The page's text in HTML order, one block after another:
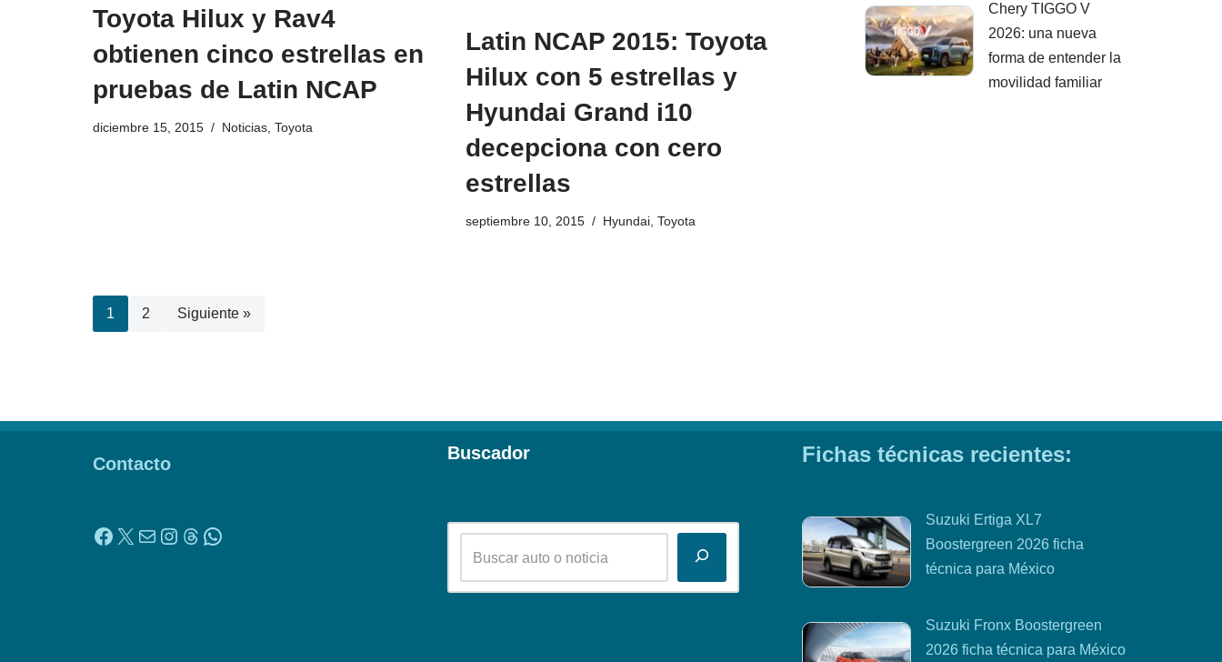
Toyota Hilux y Rav4
obtienen cinco estrellas en
pruebas de Latin NCAP
diciembre 15, 2015 Noticias Toyota
Latin NCAP 2015: Toyota
Hilux con 5 estrellas y
Hyundai Grand i10
decepciona con cero
estrellas
septiembre 10, 2015 Hyundai, Toyota
1 2 Siguiente »
Chery TIGGO V
2026: una nueva
forma de entender la
movilidad familiar
Contacto
Buscador Fichas técnicas recientes:
Suzuki Ertiga XL7
Boostergreen 2026 ficha
técnica para México
Suzuki Fronx Boostergreen
2026 ficha técnica para México